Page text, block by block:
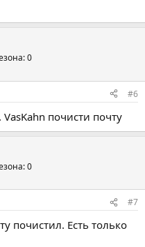
0
#6
почисти почту
0
#7
почистил. Есть только